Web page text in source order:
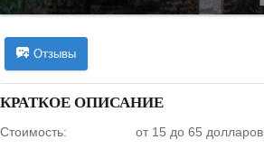
Отзывы
КРАТКОЕ ОПИСАНИЕ
Стоимость:
от 15 до 65 долларов